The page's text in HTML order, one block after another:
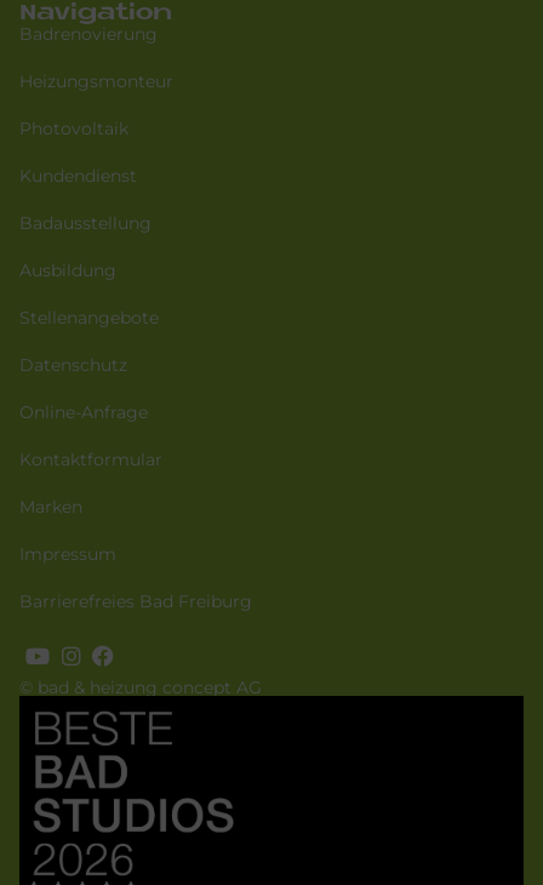
© bad & heizung concept AG
Navigation
Badrenovierung
Heizungsmonteur
Photovoltaik
Kundendienst
Badausstellung
Ausbildung
Stellenangebote
Datenschutz
Online-Anfrage
Kontaktformular
Marken
Impressum
Barrierefreies Bad Freiburg